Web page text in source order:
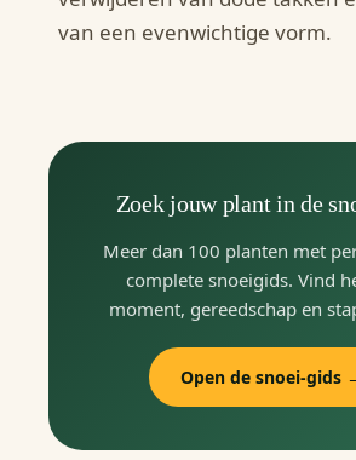
van een evenwichtige vorm.
Zoek jouw plant in de
Meer dan 100 planten met
complete snoeigids. Vind
moment, gereedschap en
Open de snoei-gids